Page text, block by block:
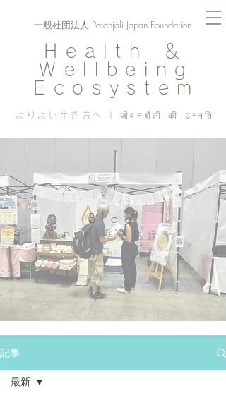
Health ＆
Wellbeing
Ecosystem
よりよい生き方へ | जीवनशैली की उन्नति
一般社団法人 Patanjali Japan Foundation
Blog
PJF ​活動記録
記事
最新